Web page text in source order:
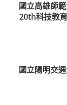
國立高雄師
20th科技教
國立陽明交